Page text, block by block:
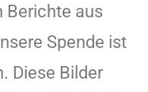
Berichte aus
Spende ist
Diese Bilder